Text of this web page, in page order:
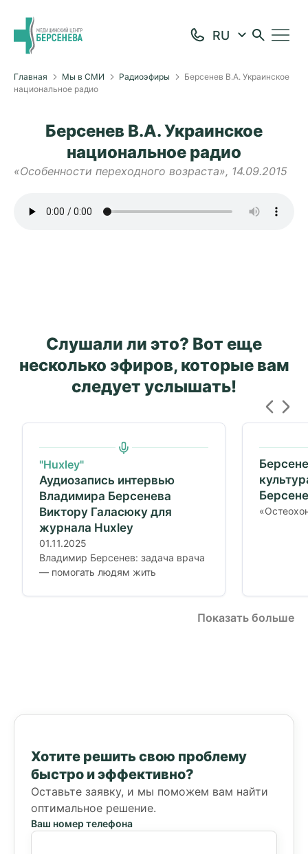
Главная Мы в СМИ Радиоэфиры
Берсенев В.А. Украинское
национальное радио
Берсенев В.А. Украинское
национальное радио
«Особенности переходного возраста», 14.09.2015
Слушали ли это? Вот еще
несколько эфиров, которые вам
следует услышать!
"Huxley"
Аудиозапись интервью
Владимира Берсенева
Виктору Галасюку для
журнала Huxley
01.11.2025
Владимир Берсенев: задача врача
— помогать людям жить
Показать больше
Хотите решить свою проблему
быстро и эффективно?
Оставьте заявку, и мы поможем вам найти
оптимальное решение.
Ваш номер телефона